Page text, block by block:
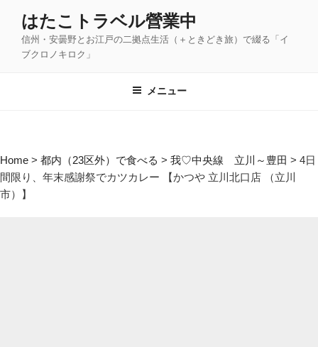
プ
はたこトラベル營業中
信州・安曇野とお江戸の二拠点生活（＋ときどき旅）で綴る「イ
ブクロノキロク」
メニュー
Home > 都内（23区外）で食べる > 我♡中央線 立川～豊田 > 4日
間限り、年末感謝祭でカツカレー 【かつや 立川北口店 （立川
市）】